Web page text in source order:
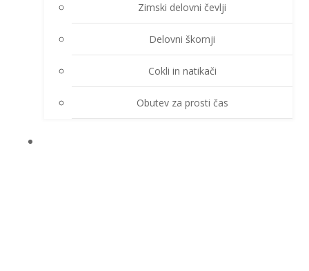
Zimski delovni čevlji
Delovni škornji
Cokli in natikači
Obutev za prosti čas